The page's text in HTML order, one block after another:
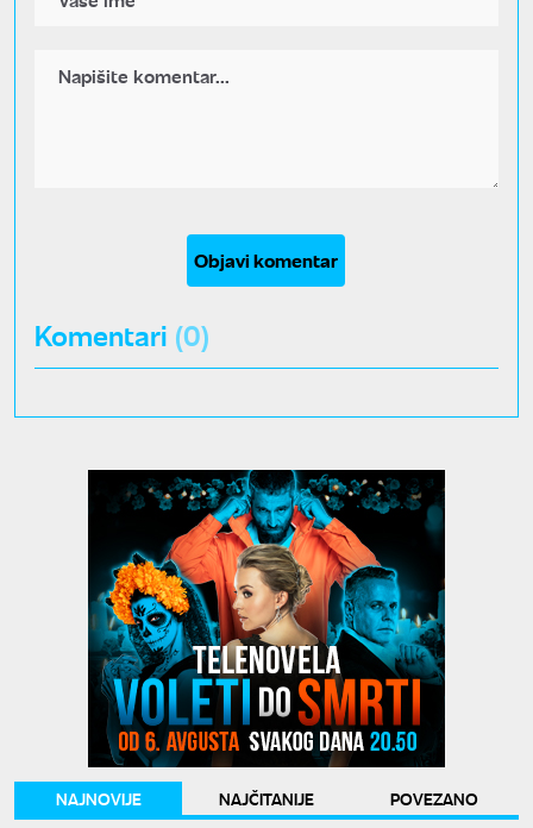
Objavi komentar
Komentari (0)
NAJNOVIJE NAJČITANIJE
POVEZANO